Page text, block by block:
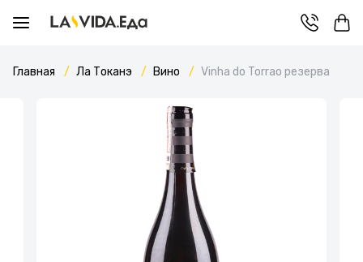
Главная Ла Токанэ Вино Vinha do Torrao резерва